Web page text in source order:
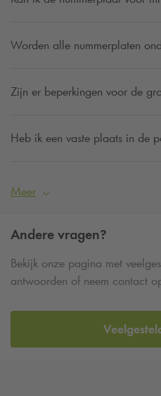
Worden alle nummerplaten
Zijn er beperkingen voor de
Heb ik een vaste plaats in de
Meer
Andere vragen?
Bekijk onze pagina met
antwoorden of neem contact